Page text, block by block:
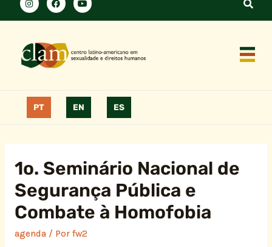
PT EN ES
1o. Seminário Nacional de
Segurança Pública e
Combate à Homofobia
agenda/ Por fw2